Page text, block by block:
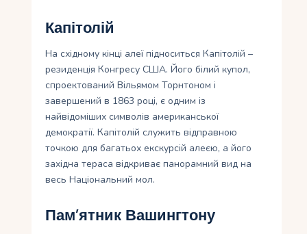
Капітолій
На східному кінці алеї підноситься Капітолій –
резиденція Конгресу США. Його білий купол,
спроектований Вільямом Торнтоном і
завершений в 1863 році, є одним із
найвідоміших символів американської
демократії. Капітолій служить відправною
точкою для багатьох екскурсій алеєю, а його
західна тераса відкриває панорамний вид на
весь Національний мол.
Пам’ятник Вашингтону